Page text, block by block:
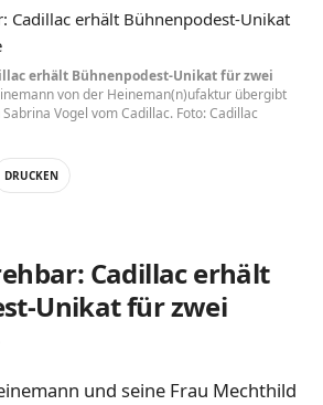
erhält Bühnenpodest-Unikat für zwei
von der Heineman(n)ufaktur übergibt
Vogel vom Cadillac. Foto: Cadillac
DRUCKEN
Cadillac erhält
Unikat für zwei
und seine Frau Mechthild